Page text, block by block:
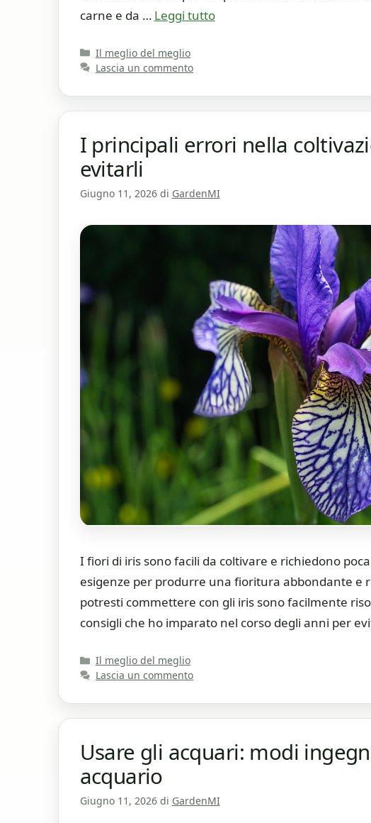
carne e da … Leggi tutto
Categorie
Il meglio del meglio
Lascia un commento
I principali errori nella
evitarli
Giugno 11, 2026 di GardenMI
I fiori di iris sono facili da coltivare e richiedono
esigenze per produrre una fioritura abbondante e
potresti commettere con gli iris sono facilmente
consigli che ho imparato nel corso degli anni per
Categorie
Il meglio del meglio
Lascia un commento
Usare gli acquari: modi
acquario
Giugno 11, 2026 di GardenMI